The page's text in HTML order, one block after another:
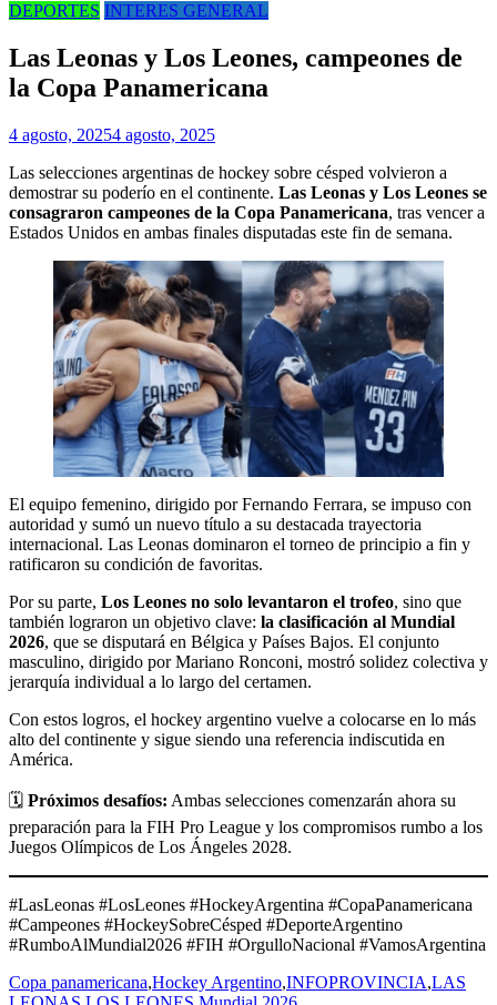
DEPORTES INTERES GENERAL
Las Leonas y Los Leones, campeones de
la Copa Panamericana
4 agosto, 20254 agosto, 2025
Las selecciones argentinas de hockey sobre césped volvieron a
demostrar su poderío en el continente. Las Leonas y Los Leones se
consagraron campeones de la Copa Panamericana, tras vencer a
Estados Unidos en ambas finales disputadas este fin de semana.
El equipo femenino, dirigido por Fernando Ferrara, se impuso con
autoridad y sumó un nuevo título a su destacada trayectoria
internacional. Las Leonas dominaron el torneo de principio a fin y
ratificaron su condición de favoritas.
Por su parte, Los Leones no solo levantaron el trofeo, sino que
también lograron un objetivo clave: la clasificación al Mundial
2026, que se disputará en Bélgica y Países Bajos. El conjunto
masculino, dirigido por Mariano Ronconi, mostró solidez colectiva y
jerarquía individual a lo largo del certamen.
Con estos logros, el hockey argentino vuelve a colocarse en lo más
alto del continente y sigue siendo una referencia indiscutida en
América.
🗓️ Próximos desafíos: Ambas selecciones comenzarán ahora su
preparación para la FIH Pro League y los compromisos rumbo a los
Juegos Olímpicos de Los Ángeles 2028.
#LasLeonas #LosLeones #HockeyArgentina #CopaPanamericana
#Campeones #HockeySobreCésped #DeporteArgentino
#RumboAlMundial2026 #FIH #OrgulloNacional #VamosArgentina
Copa panamericana,Hockey Argentino,INFOPROVINCIA,LAS